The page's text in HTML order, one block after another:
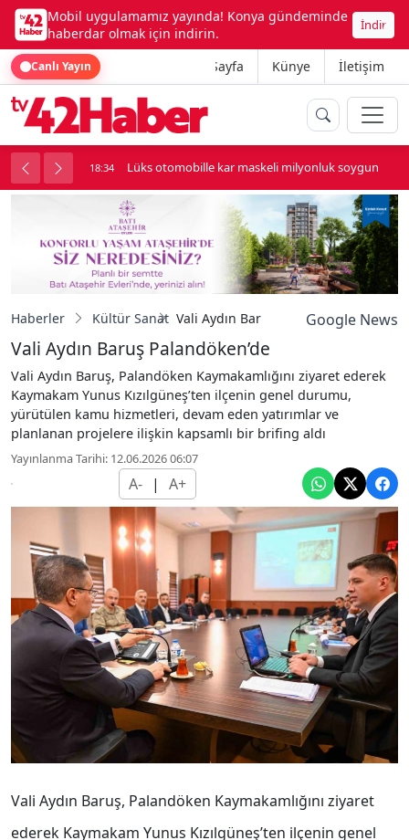
Mobil uygulamamız yayında! Konya gündeminde
haberdar olmak için indirin.
İndir
Canlı Yayın Ana Sayfa Künye İletişim
kavga çıktı 18:34 Lüks otomobille kar maskeli milyonluk soygun
Haberler Kültür Sanat Vali Aydın Baruş Palandöken’de
Google News
Vali Aydın Baruş Palandöken’de
Vali Aydın Baruş, Palandöken Kaymakamlığını ziyaret ederek
Kaymakam Yunus Kızılgüneş’ten ilçenin genel durumu,
yürütülen kamu hizmetleri, devam eden yatırımlar ve
planlanan projelere ilişkin kapsamlı bir brifing aldı
Yayınlanma Tarihi: 12.06.2026 06:07
A- | A+
Vali Aydın Baruş, Palandöken Kaymakamlığını ziyaret
ederek Kaymakam Yunus Kızılgüneş’ten ilçenin genel